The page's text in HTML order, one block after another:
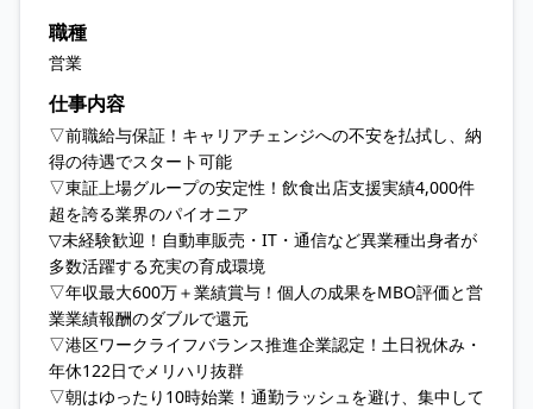
職種
営業
仕事内容
▽前職給与保証！キャリアチェンジへの不安を払拭し、納
得の待遇でスタート可能
▽東証上場グループの安定性！飲食出店支援実績4,000件
超を誇る業界のパイオニア
▽未経験歓迎！自動車販売・IT・通信など異業種出身者が
多数活躍する充実の育成環境
▽年収最大600万＋業績賞与！個人の成果をMBO評価と営
業業績報酬のダブルで還元
▽港区ワークライフバランス推進企業認定！土日祝休み・
年休122日でメリハリ抜群
▽朝はゆったり10時始業！通勤ラッシュを避け、集中して